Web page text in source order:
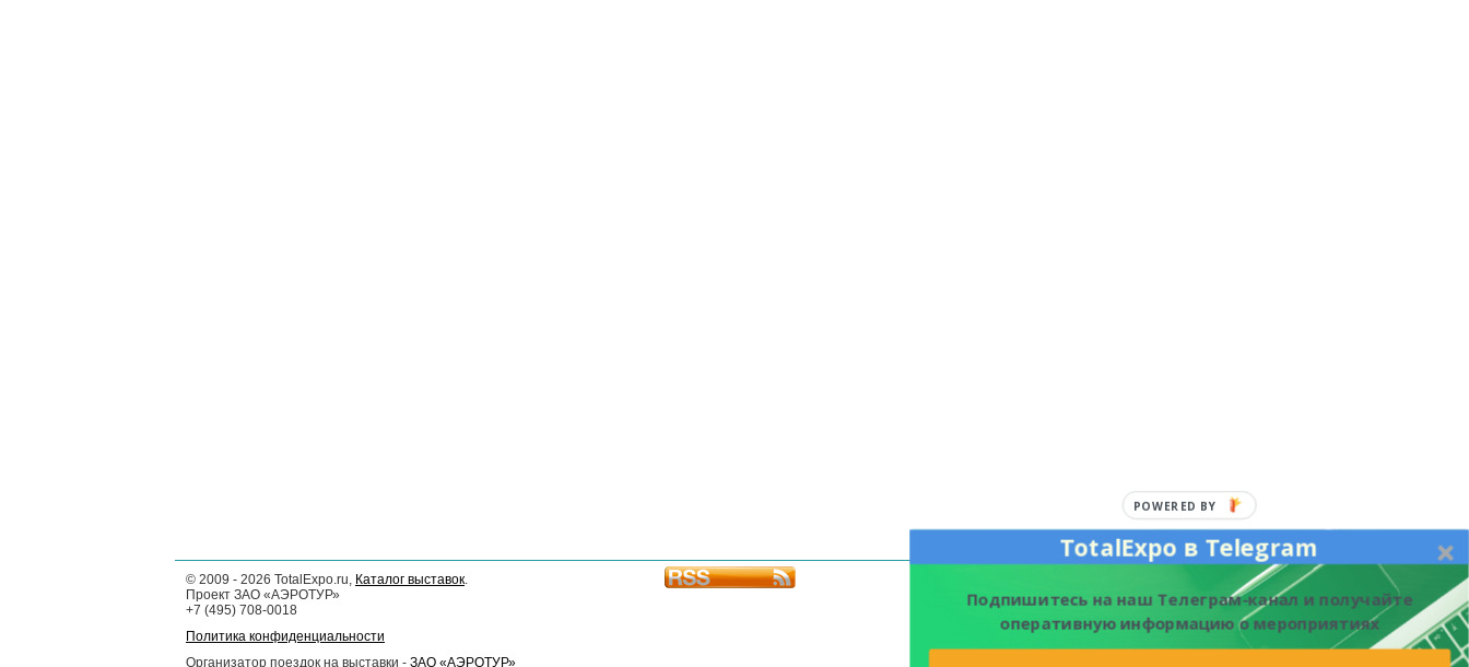
© 2009 - 2026 TotalExpo.ru, Каталог выставок.
Проект ЗАО «АЭРОТУР»
+7 (495) 708-0018
Политика конфиденциальности
Организатор поездок на выставки - ЗАО «АЭРОТУР»
TotalExpo в Telegram
Подпишитесь на наш Телеграм-канал и получайте
оперативную информацию о мероприятиях
POWERED BY